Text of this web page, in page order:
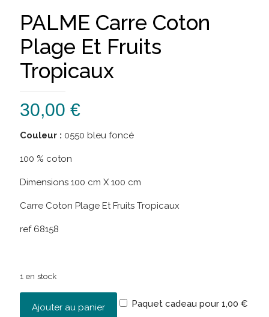
PALME Carre Coton
Plage Et Fruits
Tropicaux
30,00 €
Couleur : 0550 bleu foncé
100 % coton
Dimensions 100 cm X 100 cm
Carre Coton Plage Et Fruits Tropicaux
ref 68158
1 en stock
Ajouter au panier Paquet cadeau pour 1,00 €